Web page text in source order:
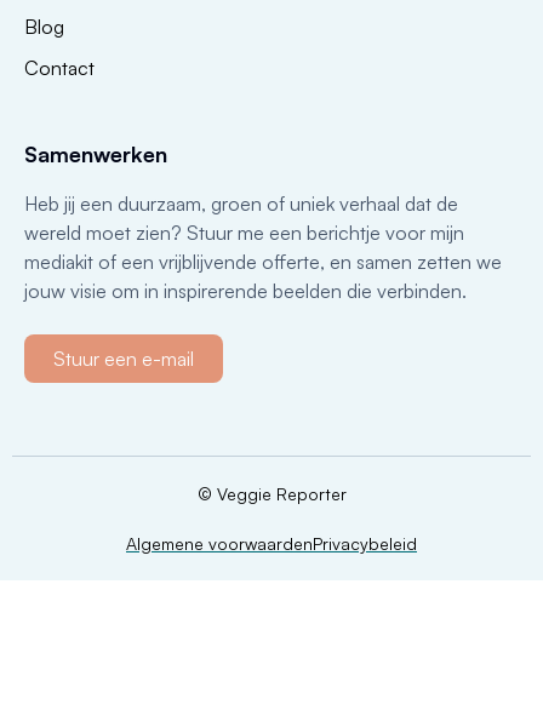
Blog
Contact
Samenwerken
Heb jij een duurzaam, groen of uniek verhaal dat de
wereld moet zien? Stuur me een berichtje voor mijn
mediakit of een vrijblijvende offerte, en samen zetten we
jouw visie om in inspirerende beelden die verbinden.
Stuur een e-mail
© Veggie Reporter
Algemene voorwaardenPrivacybeleid